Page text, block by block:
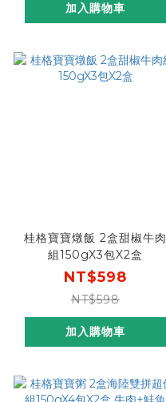
加入購物車
桂格寶寶燉飯 2盒甜椒牛肉
組150gX3包X2盒
NT$598
NT$598
加入購物車